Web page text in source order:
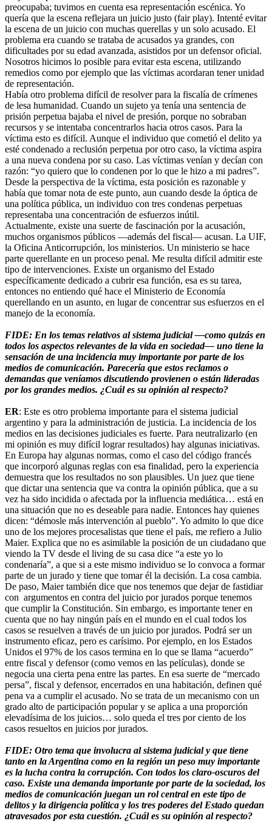
preocupaba; tuvimos en cuenta esa representación escénica. Yo
quería que la escena reflejara un juicio justo (fair play). Intenté evitar
la escena de un juicio con muchas querellas y un solo acusado. El
problema era cuando se trataba de acusados ya grandes, con
dificultades por su edad avanzada, asistidos por un defensor oficial.
Nosotros hicimos lo posible para evitar esta escena, utilizando
remedios como por ejemplo que las víctimas acordaran tener unidad
de representación.
Había otro problema difícil de resolver para la fiscalía de crímenes
de lesa humanidad. Cuando un sujeto ya tenía una sentencia de
prisión perpetua bajaba el nivel de presión, porque no sobraban
recursos y se intentaba concentrarlos hacia otros casos. Para la
víctima esto es difícil. Aunque el individuo que cometió el delito ya
esté condenado a reclusión perpetua por otro caso, la víctima aspira
a una nueva condena por su caso. Las víctimas venían y decían con
razón: “yo quiero que lo condenen por lo que le hizo a mi padres”.
Desde la perspectiva de la víctima, esta posición es razonable y
había que tomar nota de este punto, aun cuando desde la óptica de
una política pública, un individuo con tres condenas perpetuas
representaba una concentración de esfuerzos inútil.
Actualmente, existe una suerte de fascinación por la acusación,
muchos organismos públicos —además del fiscal— acusan. La UIF,
la Oficina Anticorrupción, los ministerios. Un ministerio se hace
parte querellante en un proceso penal. Me resulta difícil admitir este
tipo de intervenciones. Existe un organismo del Estado
específicamente dedicado a cubrir esa función, esa es su tarea,
entonces no entiendo qué hace el Ministerio de Economía
querellando en un asunto, en lugar de concentrar sus esfuerzos en el
manejo de la economía.
FIDE: En los temas relativos al sistema judicial —como quizás en
todos los aspectos relevantes de la vida en sociedad— uno tiene la
sensación de una incidencia muy importante por parte de los
medios de comunicación. Parecería que estos reclamos o
demandas que veníamos discutiendo provienen o están lideradas
por los grandes medios. ¿Cuál es su opinión al respecto?
ER: Este es otro problema importante para el sistema judicial
argentino y para la administración de justicia. La incidencia de los
medios en las decisiones judiciales es fuerte. Para neutralizarlo (en
mi opinión es muy difícil lograr resultados) hay algunas iniciativas.
En Europa hay algunas normas, como el caso del código francés
que incorporó algunas reglas con esa finalidad, pero la experiencia
demuestra que los resultados no son plausibles. Un juez que tiene
que dictar una sentencia que va contra la opinión pública, que a su
vez ha sido incidida o afectada por la influencia mediática… está en
una situación que no es deseable para nadie. Entonces hay quienes
dicen: “démosle más intervención al pueblo”. Yo admito lo que dice
uno de los mejores procesalistas que tiene el país, me refiero a Julio
Maier. Explica que no es asimilable la posición de un ciudadano que
viendo la TV desde el living de su casa dice “a este yo lo
condenaría”, a que si a este mismo individuo se lo convoca a formar
parte de un jurado y tiene que tomar él la decisión. La cosa cambia.
De paso, Maier también dice que nos tenemos que dejar de fastidiar
con argumentos en contra del juicio por jurados porque tenemos
que cumplir la Constitución. Sin embargo, es importante tener en
cuenta que no hay ningún país en el mundo en el cual todos los
casos se resuelven a través de un juicio por jurados. Podrá ser un
instrumento eficaz, pero es carísimo. Por ejemplo, en los Estados
Unidos el 97% de los casos termina en lo que se llama “acuerdo”
entre fiscal y defensor (como vemos en las películas), donde se
negocia una cierta pena entre las partes. En esa suerte de “mercado
persa”, fiscal y defensor, encerrados en una habitación, definen qué
pena va a cumplir el acusado. No se trata de un mecanismo con un
grado alto de participación popular y se aplica a una proporción
elevadísima de los juicios… solo queda el tres por ciento de los
casos resueltos en juicios por jurados.
FIDE: Otro tema que involucra al sistema judicial y que tiene
tanto en la Argentina como en la región un peso muy importante
es la lucha contra la corrupción. Con todos los claro-oscuros del
caso. Existe una demanda importante por parte de la sociedad, los
medios de comunicación juegan un rol central en este tipo de
delitos y la dirigencia política y los tres poderes del Estado quedan
atravesados por esta cuestión. ¿Cuál es su opinión al respecto?